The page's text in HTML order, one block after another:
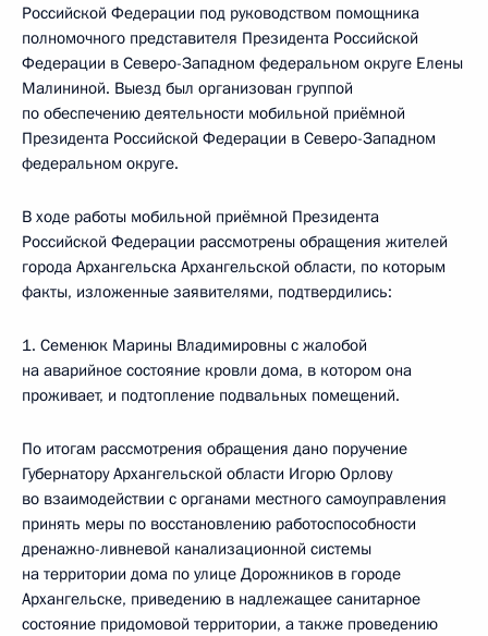
Российской Федерации под руководством помощника
полномочного представителя Президента Российской
Федерации в Северо-Западном федеральном округе Елены
Малининой. Выезд был организован группой
по обеспечению деятельности мобильной приёмной
Президента Российской Федерации в Северо-Западном
федеральном округе.
В ходе работы мобильной приёмной Президента
Российской Федерации рассмотрены обращения жителей
города Архангельска Архангельской области, по которым
факты, изложенные заявителями, подтвердились:
1. Семенюк Марины Владимировны с жалобой
на аварийное состояние кровли дома, в котором она
проживает, и подтопление подвальных помещений.
По итогам рассмотрения обращения дано поручение
Губернатору Архангельской области Игорю Орлову
во взаимодействии с органами местного самоуправления
принять меры по восстановлению работоспособности
дренажно-ливневой канализационной системы
на территории дома по улице Дорожников в городе
Архангельске, приведению в надлежащее санитарное
состояние придомовой территории, а также проведению